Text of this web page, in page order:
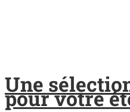
Une
pour votre